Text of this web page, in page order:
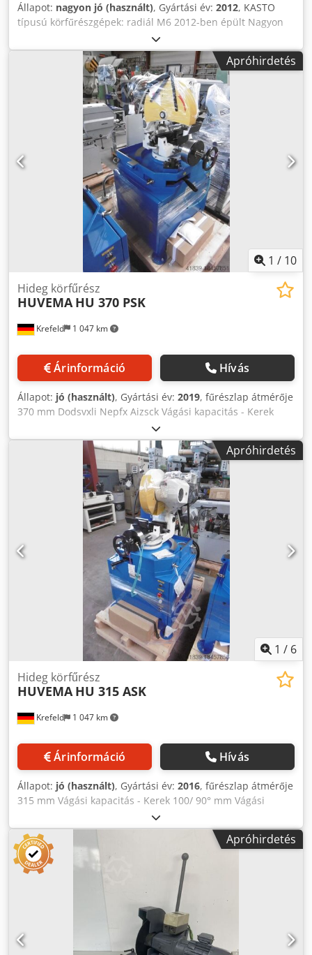
Állapot: nagyon jó (használt), Gyártási év: 2012, KASTO
típusú körfűrészgépek: radiál M6 2012-ben épült Nagyon
szép, újszerű állapotban, alig használt. Fűrészelési
tartomány: Kerek max: 90 mm Vágási sebesség: 26/53
m/perc Fűrészlap: 315 X 2,5 X 32 mm Hűtőfolyadék
készülék. Súly kb. 210 kg. Djdpfx Aiswah E Uezock A gép
dokumentációja elérhető. További adatok az adatlapokon
Apróhirdetés
1 / 10
Krefeld 1 047 km
Hideg körfűrész
HUVEMA HU 370 PSK
Árinformáció Hívás
Állapot: jó (használt), Gyártási év: 2019, fűrészlap átmérője
370 mm Dodsvxli Nepfx Aizsck Vágási kapacitás - Kerek
115/ 90° mm Vágási kapacitás - négyzet 110 x 110 /90° mm
Vágási kapacitás - Téglalap 110 x 110 / 90° mm Vágási
kapacitás - Téglalap 100 x 100 / 45° mm Vágási kapacitás -
Kerek 115 / 45° mm Vágási kapacitás - négyzet 100 x 100
/45° mm a fűrészlap fordulatszáma 22/44 ford./perc
Feszültség 400 V / 50 Hz motorteljesítmény 3 kW A gép
tömege kb. 0,27 t Méretek (hossz/szélesség/magasság) 980
x 790 x 780 mm új, nem használt fűrész, fűrész
alapkerettel, 2 sebességes motor, pneumatikus gyorskioldó
satu, anyagi stop, hűtőfolyadék rendszer, Gérvágó opció
45° balra és 45° jobbra,
Apróhirdetés
1 / 6
Krefeld 1 047 km
Hideg körfűrész
HUVEMA HU 315 ASK
Árinformáció Hívás
Állapot: jó (használt), Gyártási év: 2016, fűrészlap átmérője
315 mm Vágási kapacitás - Kerek 100/ 90° mm Vágási
kapacitás - négyzet 90 x 90 / 90° mm Vágási kapacitás -
Téglalap 85 x 110 / 90° mm Vágási kapacitás - Téglalap 85 x
85 / 45° mm Vágási kapacitás - Kerek 100 / 45° mm Vágási
kapacitás - négyzet 85 x 110 /45° mm Djdpfevxlkasx Aizjck a
fűrészlap fordulatszáma 25/50 ford./perc Feszültség 400 V /
50 Hz motorteljesítmény 1 kW A gép tömege kb. 0,24 t
Méretek (hossz/szélesség/magasság) 980 x 790 x 780 mm
nem használt kiállítási gép, A fűrész alapkerettel van, 2
sebességes motor, pneumatikus gyorskioldó satu, anyagi
stop, hűtőfolyadék rendszer, Gérvágó opció 45° balra és
Apróhirdetés